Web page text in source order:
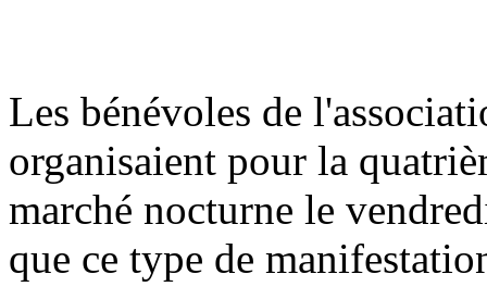
Les bénévoles de
organisaient pour la
marché nocturne le
que ce type de